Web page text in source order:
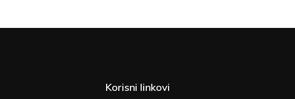
Korisni linkovi